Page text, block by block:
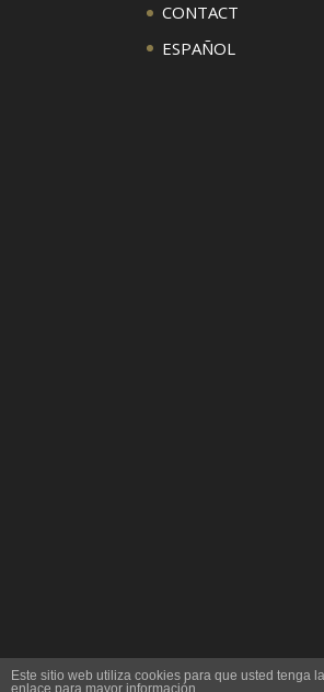
CONTACT
ESPAÑOL
Este sitio web utiliza cookies para que usted tenga
enlace para mayor información.